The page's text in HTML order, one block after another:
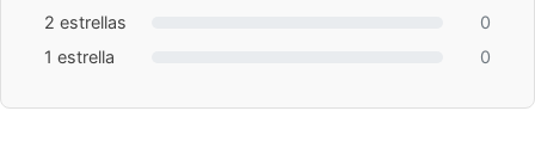
2 estrellas
0
1 estrella
0